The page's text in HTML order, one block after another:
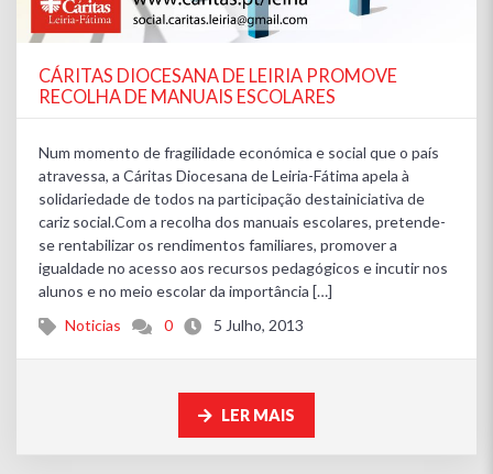
CÁRITAS DIOCESANA DE LEIRIA PROMOVE
RECOLHA DE MANUAIS ESCOLARES
Num momento de fragilidade económica e social que o país
atravessa, a Cáritas Diocesana de Leiria-Fátima apela à
solidariedade de todos na participação destainiciativa de
cariz social.Com a recolha dos manuais escolares, pretende-
se rentabilizar os rendimentos familiares, promover a
igualdade no acesso aos recursos pedagógicos e incutir nos
alunos e no meio escolar da importância […]
Noticias
0 5 Julho, 2013
LER MAIS